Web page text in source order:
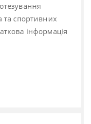
та спортивних
інформація